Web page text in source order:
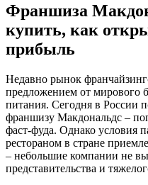
Франшиза
купить, как
прибыль
Недавно рынок
предложением от мирового
питания. Сегодня в России
франшизу Макдональдс –
фаст-фуда. Однако условия
рестораном в стране
– небольшие компании не
представительства и